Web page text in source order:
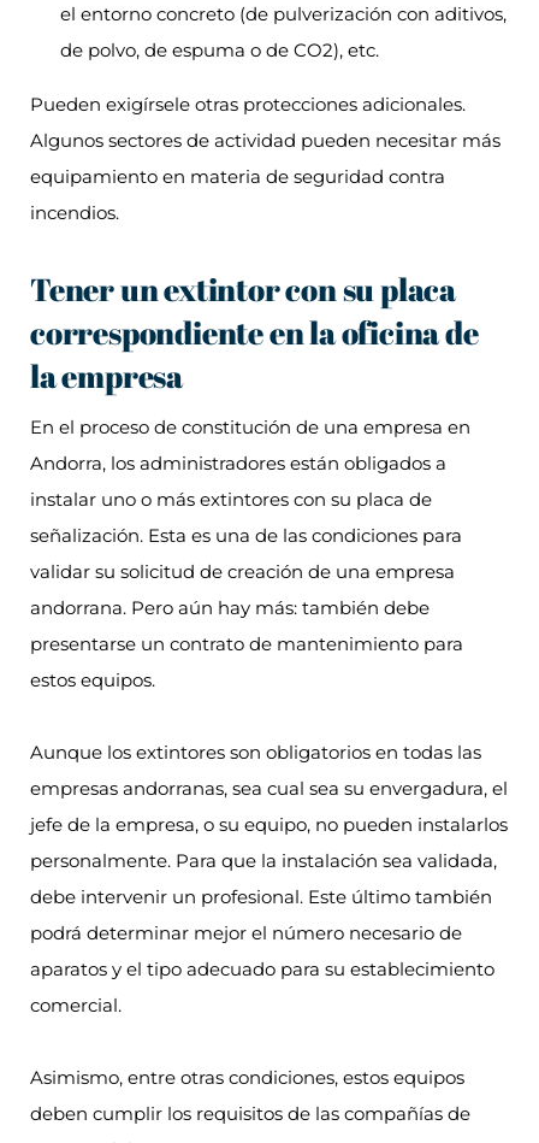
el entorno concreto (de pulverización con aditivos,
de polvo, de espuma o de CO2), etc.
Pueden exigírsele otras protecciones adicionales.
Algunos sectores de actividad pueden necesitar más
equipamiento en materia de seguridad contra
incendios.
Tener un extintor con su placa
correspondiente en la oficina de
la empresa
En el proceso de constitución de una empresa en
Andorra, los administradores están obligados a
instalar uno o más extintores con su placa de
señalización. Esta es una de las condiciones para
validar su solicitud de creación de una empresa
andorrana. Pero aún hay más: también debe
presentarse un contrato de mantenimiento para
estos equipos.
Aunque los extintores son obligatorios en todas las
empresas andorranas, sea cual sea su envergadura, el
jefe de la empresa, o su equipo, no pueden instalarlos
personalmente. Para que la instalación sea validada,
debe intervenir un profesional. Este último también
podrá determinar mejor el número necesario de
aparatos y el tipo adecuado para su establecimiento
comercial.
Asimismo, entre otras condiciones, estos equipos
deben cumplir los requisitos de las compañías de